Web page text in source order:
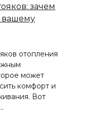
зачем
вашему
отопления
может
комфорт и
Вот